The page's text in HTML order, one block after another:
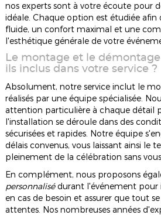
nos experts sont à votre écoute pour
idéale. Chaque option est étudiée afin
fluide, un confort maximal et une
l'esthétique générale de votre
Le montage et le
ils inclus dans votre service ?
Absolument, notre service inclut le
réalisés par une équipe spécialisée.
attention particulière à chaque détail
l'installation se déroule dans des
sécurisées et rapides. Notre équipe
délais convenus, vous laissant ainsi le
pleinement de la célébration sans
En complément, nous proposons
personnalisédurant l'événement pour
en cas de besoin et assurer que tout
attentes. Nos nombreuses années